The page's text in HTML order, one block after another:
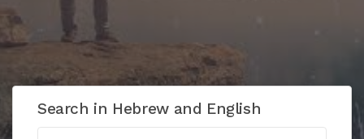
Search in Hebrew and English